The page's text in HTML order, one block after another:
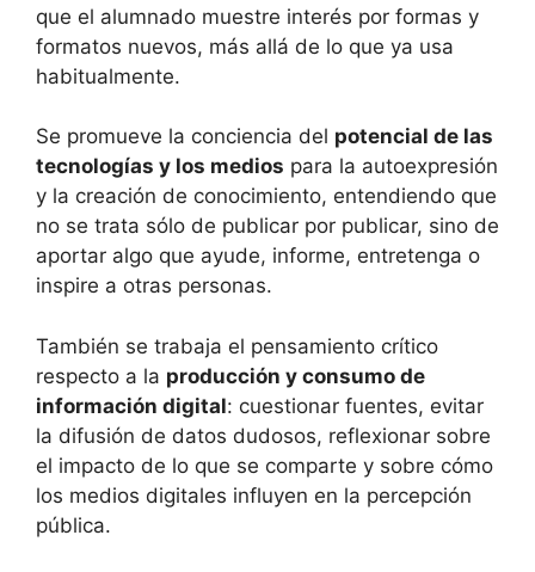
que el alumnado muestre interés por formas y
formatos nuevos, más allá de lo que ya usa
habitualmente.
Se promueve la conciencia del potencial de las
tecnologías y los medios para la autoexpresión
y la creación de conocimiento, entendiendo que
no se trata sólo de publicar por publicar, sino de
aportar algo que ayude, informe, entretenga o
inspire a otras personas.
También se trabaja el pensamiento crítico
respecto a la producción y consumo de
información digital: cuestionar fuentes, evitar
la difusión de datos dudosos, reflexionar sobre
el impacto de lo que se comparte y sobre cómo
los medios digitales influyen en la percepción
pública.